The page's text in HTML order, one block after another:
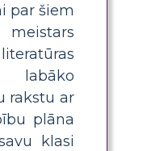
par šiem
labāko
rakstu ar
plāna
klasi